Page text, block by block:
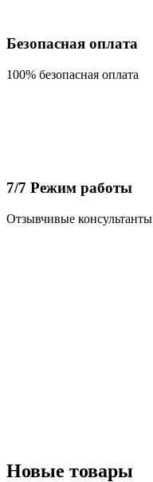
Безопасная оплата
100% безопасная оплата
7/7 Режим работы
Отзывчивые консультанты
Новые товары